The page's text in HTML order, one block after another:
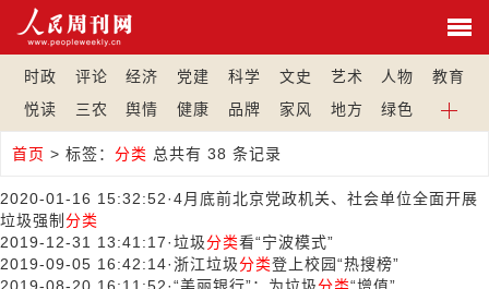
时政 评论 经济 党建 科学 文史 艺术 人物
教育
悦读
三农 舆情 健康 品牌 家风 地方 绿色
首页 > 标签： 分类 总共有 38 条记录
2020-01-16 15:32:52·4月底前北京党政机关、社会单位全面开展
垃圾强制 分类
2019-12-31 13:41:17·垃圾分类看“宁波模式”
2019-09-05 16:42:14·浙江垃圾分类登上校园“热搜榜”